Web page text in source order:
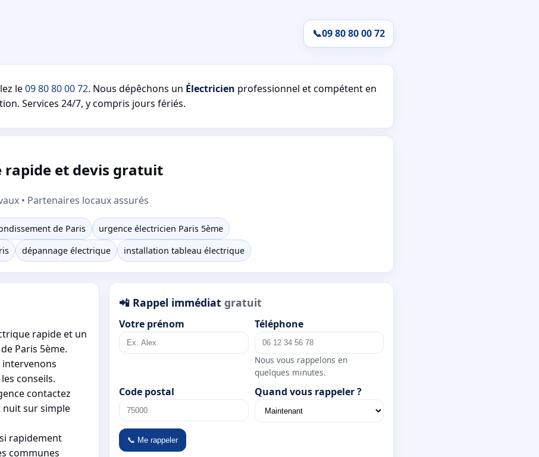
📞09 80 80 00 72
le09 80 80 00 72. Nous dépêchons un Électricien professionnel et compétent en
Services 24/7, y compris jours fériés.
rapide et devis gratuit
• Partenaires locaux assurés
de Paris
urgence électricien Paris 5ème
dépannage électrique installation tableau électrique
rapide et un
Paris 5ème.
intervenons
conseils.
contactez
nuit sur simple
rapidement
communes
📲 Rappel immédiatgratuit
Votre prénom Téléphone
Nous vous rappelons en
quelques minutes.
Code postal Quand vous rappeler ?
📞 Me rappeler